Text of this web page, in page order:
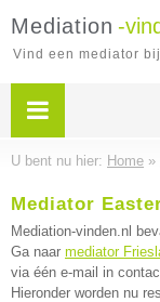
Mediation -
Vind een mediator
U bent nu hier: Home »
Mediator
Mediation-vinden.nl
Ga naar mediator
via één e-mail in
Hieronder worden nu